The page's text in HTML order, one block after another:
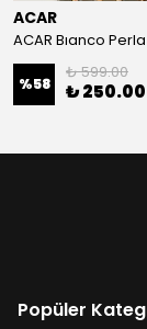
ACAR
%58
₺ 599.00
₺ 250.00
Popüler